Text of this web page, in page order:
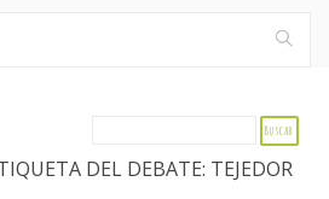
DEL DEBATE: TEJEDOR